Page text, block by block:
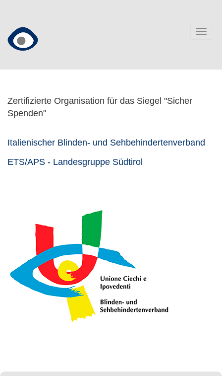
Inhalt
Zertifizierte Organisation für das Siegel "Sicher
Spenden"
Italienischer Blinden- und Sehbehindertenverband
ETS/APS - Landesgruppe Südtirol